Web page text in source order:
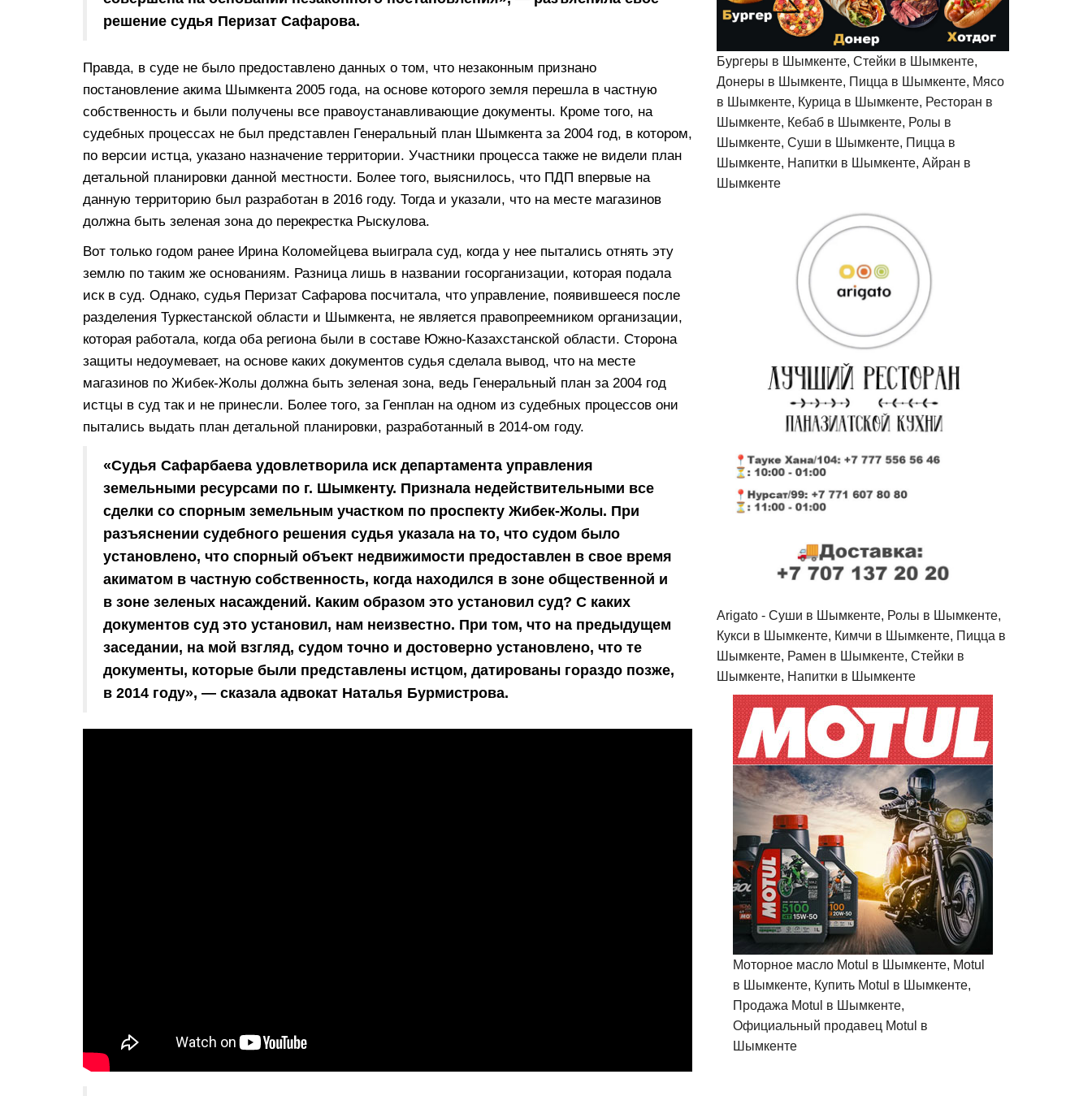
решение судья Перизат Сафарова.
Правда, в суде не было предоставлено данных о том, что незаконным признано
постановление акима Шымкента 2005 года, на основе которого земля перешла в частную
собственность и были получены все правоустанавливающие документы. Кроме того, на
судебных процессах не был представлен Генеральный план Шымкента за 2004 год, в котором,
по версии истца, указано назначение территории. Участники процесса также не видели план
детальной планировки данной местности. Более того, выяснилось, что ПДП впервые на
данную территорию был разработан в 2016 году. Тогда и указали, что на месте магазинов
должна быть зеленая зона до перекрестка Рыскулова.
Вот только годом ранее Ирина Коломейцева выиграла суд, когда у нее пытались отнять эту
землю по таким же основаниям. Разница лишь в названии госорганизации, которая подала
иск в суд. Однако, судья Перизат Сафарова посчитала, что управление, появившееся после
разделения Туркестанской области и Шымкента, не является правопреемником организации,
которая работала, когда оба региона были в составе Южно-Казахстанской области. Сторона
защиты недоумевает, на основе каких документов судья сделала вывод, что на месте
магазинов по Жибек-Жолы должна быть зеленая зона, ведь Генеральный план за 2004 год
истцы в суд так и не принесли. Более того, за Генплан на одном из судебных процессов они
пытались выдать план детальной планировки, разработанный в 2014-ом году.
«Судья Сафарбаева удовлетворила иск департамента управления
земельными ресурсами по г. Шымкенту. Признала недействительными все
сделки со спорным земельным участком по проспекту Жибек-Жолы. При
разъяснении судебного решения судья указала на то, что судом было
установлено, что спорный объект недвижимости предоставлен в свое время
акиматом в частную собственность, когда находился в зоне общественной и
в зоне зеленых насаждений. Каким образом это установил суд? С каких
документов суд это установил, нам неизвестно. При том, что на предыдущем
заседании, на мой взгляд, судом точно и достоверно установлено, что те
документы, которые были представлены истцом, датированы гораздо позже,
в 2014 году», — сказала адвокат Наталья Бурмистрова.
Бургеры в Шымкенте, Стейки в Шымкенте,
Донеры в Шымкенте, Пицца в Шымкенте, Мясо
в Шымкенте, Курица в Шымкенте, Ресторан в
Шымкенте, Кебаб в Шымкенте, Ролы в
Шымкенте, Суши в Шымкенте, Пицца в
Шымкенте, Напитки в Шымкенте, Айран в
Шымкенте
Arigato - Cуши в Шымкенте, Ролы в Шымкенте,
Кукси в Шымкенте, Кимчи в Шымкенте, Пицца в
Шымкенте, Рамен в Шымкенте, Стейки в
Шымкенте, Напитки в Шымкенте
Моторное масло Motul в Шымкенте, Motul
в Шымкенте, Купить Motul в Шымкенте,
Продажа Motul в Шымкенте,
Официальный продавец Motul в
Шымкенте